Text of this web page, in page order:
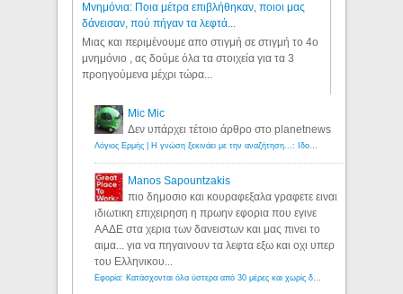
Μνημόνια: Ποια μέτρα επιβλήθηκαν, ποιοι μας
δάνεισαν, πού πήγαν τα λεφτά...
Μιας και περιμένουμε απο στιγμή σε στιγμή το 4ο
μνημόνιο , ας δούμε όλα τα στοιχεία για τα 3
προηγούμενα μέχρι τώρα...
Mic Mic
Δεν υπάρχει τέτοιο άρθρο στο planetnews
Λόγιος Ερμής | Η γνώση ξεκινάει με την αναζήτηση...: Ιδού οι 18 που χρωστούν 11 δις ευρώ!
Manos Sapountzakis
πιο δημοσιο και κουραφεξαλα γραφετε ειναι
ιδιωτικη επιχειρηση η πρωην εφορια που εγινε
ΑΑΔΕ στα χερια των δανειστων και μας πινει το
αιμα... για να πηγαινουν τα λεφτα εξω και οχι υπερ
του Ελληνικου...
Εφορία: Κατάσχονται όλα ύστερα από 30 μέρες και χωρίς δικαστικές αποφάσεις - Λόγιος Ερμής